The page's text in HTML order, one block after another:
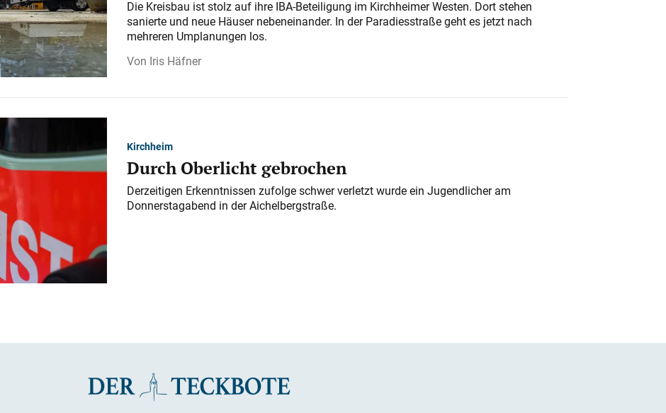
Die Kreisbau ist stolz auf ihre IBA-Beteiligung im Kirchheimer Westen. Dort stehen
sanierte und neue Häuser nebeneinander. In der Paradiesstraße geht es jetzt nach
mehreren Umplanungen los.
Iris Häfner
Kirchheim
Durch Oberlicht gebrochen
Derzeitigen Erkenntnissen zufolge schwer verletzt wurde ein Jugendlicher am
Donnerstagabend in der Aichelbergstraße.